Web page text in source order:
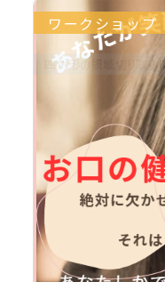
ワークショップ